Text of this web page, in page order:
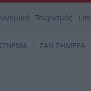
Τουρισμός Life
CINEMA ΣΑΝ ΣΗΜΕΡΑ